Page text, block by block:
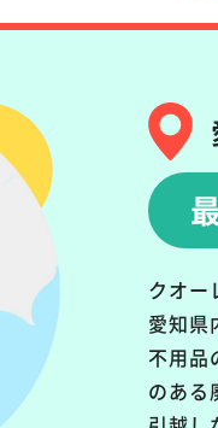
クオー
愛知県
不用品
のある